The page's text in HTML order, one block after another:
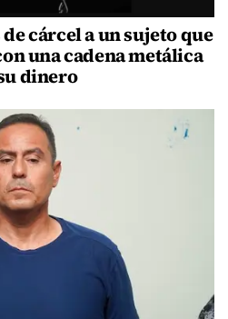
de cárcel a un sujeto que
una cadena metálica
dinero